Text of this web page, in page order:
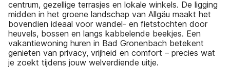
centrum, gezellige terrasjes en lokale winkels. De ligging
midden in het groene landschap van Allgäu maakt het
bovendien ideaal voor wandel- en fietstochten door
heuvels, bossen en langs kabbelende beekjes. Een
vakantiewoning huren in Bad Gronenbach betekent
genieten van privacy, vrijheid en comfort – precies wat
je zoekt tijdens jouw welverdiende uitje.